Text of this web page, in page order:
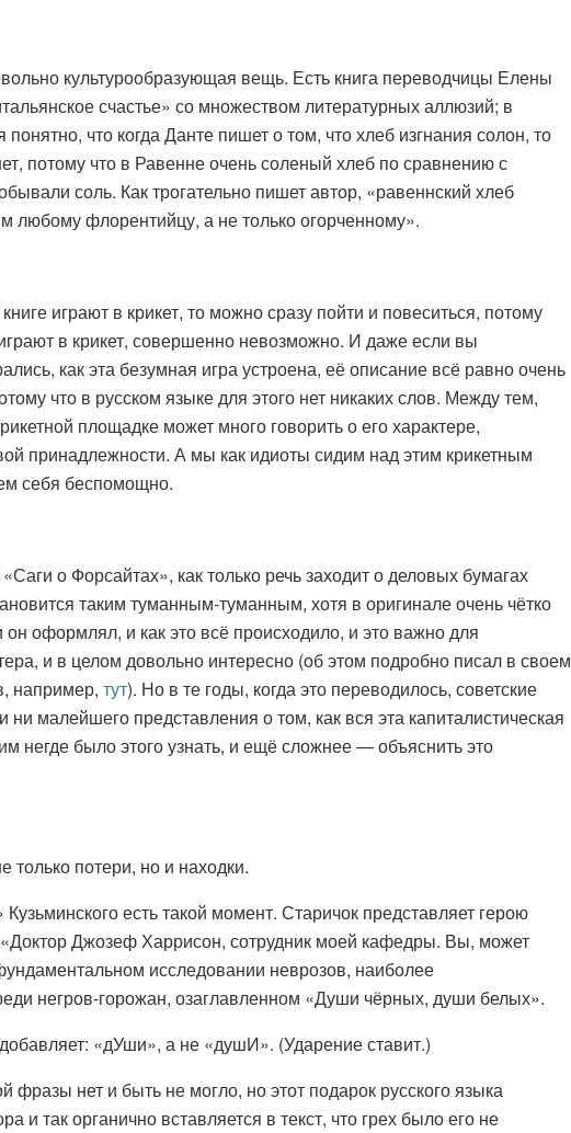
культурообразующая вещь. Есть книга переводчицы Елены
счастье» со множеством литературных аллюзий; в
понятно, что когда Данте пишет о том, что хлеб изгнания солон, то
потому что в Равенне очень соленый хлеб по сравнению с
соль. Как трогательно пишет автор, «равеннский хлеб
любому флорентийцу, а не только огорченному».
играют в крикет, то можно сразу пойти и повеситься, потому
в крикет, совершенно невозможно. И даже если вы
как эта безумная игра устроена, её описание всё равно очень
что в русском языке для этого нет никаких слов. Между тем,
площадке может много говорить о его характере,
принадлежности. А мы как идиоты сидим над этим крикетным
себя беспомощно.
о Форсайтах», как только речь заходит о деловых бумагах
таким туманным-туманным, хотя в оригинале очень чётко
он оформлял, и как это всё происходило, и это важно для
и в целом довольно интересно (об этом подробно писал в своем
например, тут). Но в те годы, когда это переводилось, советские
ни малейшего представления о том, как вся эта капиталистическая
негде было этого узнать, и ещё сложнее — объяснить это
потери, но и находки.
есть такой момент. Старичок представляет герою
Джозеф Харрисон, сотрудник моей кафедры. Вы, может
исследовании неврозов, наиболее
негров-горожан, озаглавленном «Души чёрных, души белых».
«дУши», а не «душИ». (Ударение ставит.)
фразы нет и быть не могло, но этот подарок русского языка
и так органично вставляется в текст, что грех было его не